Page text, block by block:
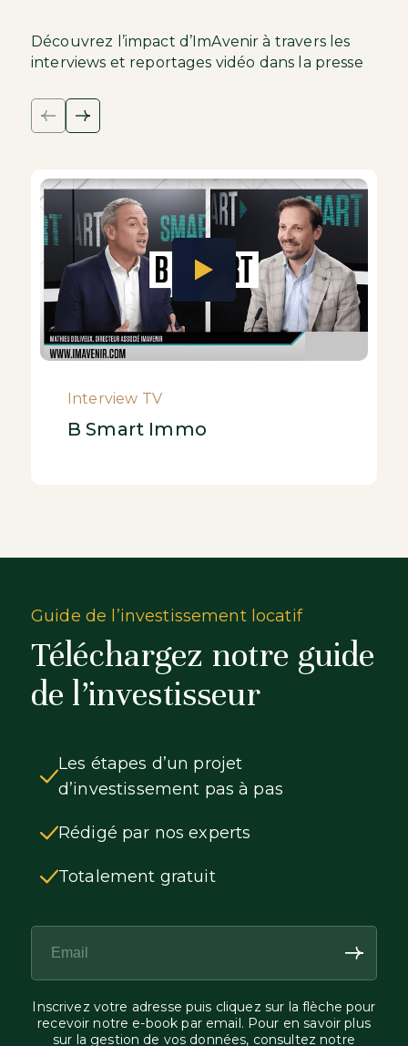
Découvrez l’impact d’ImAvenir à travers les
interviews et reportages vidéo dans la presse
Interview TV
B Smart Immo
Guide de l’investissement locatif
Téléchargez notre guide
de l’investisseur
Les étapes d’un projet
d’investissement pas à pas
Rédigé par nos experts
Totalement gratuit
Inscrivez votre adresse puis cliquez sur la flèche pour
recevoir notre e-book par email. Pour en savoir plus
sur la gestion de vos données, consultez notre